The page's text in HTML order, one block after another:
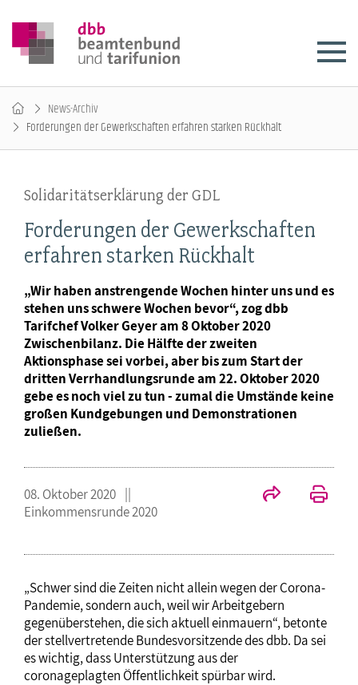
News-Archiv
Forderungen der Gewerkschaften erfahren starken Rückhalt
Solidaritätserklärung der GDL
Forderungen der Gewerkschaften
erfahren starken Rückhalt
„Wir haben anstrengende Wochen hinter uns und es
stehen uns schwere Wochen bevor“, zog dbb
Tarifchef Volker Geyer am 8 Oktober 2020
Zwischenbilanz. Die Hälfte der zweiten
Aktionsphase sei vorbei, aber bis zum Start der
dritten Verrhandlungsrunde am 22. Oktober 2020
gebe es noch viel zu tun - zumal die Umstände keine
großen Kundgebungen und Demonstrationen
zuließen.
08. Oktober 2020
Einkommensrunde 2020
„Schwer sind die Zeiten nicht allein wegen der Corona-
Pandemie, sondern auch, weil wir Arbeitgebern
gegenüberstehen, die sich aktuell einmauern“, betonte
der stellvertretende Bundesvorsitzende des dbb. Da sei
es wichtig, dass Unterstützung aus der
coronageplagten Öffentlichkeit spürbar wird.